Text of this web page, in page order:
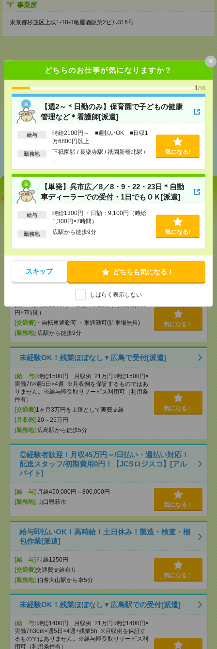
どちらのお仕事が気になりますか？
1/10
【週2～＊日勤のみ】保育園で子どもの健康
管理など＊看護師[派遣]
給与
時給2100円～ ■週払いOK ■日収1
万6800円以上
勤務地
下祇園駅 / 長楽寺駅 / 祇園新橋北駅 /
気になる!
【単発】呉市広／8／8・9・22・23日＊自動
車ディーラーでの受付・1日でもＯＫ[派遣]
給与
時給1300円 ・日額：9,100円（時給
1,300円×7時間）
勤務地 広駅から徒歩9分 気になる!
スキップ どちらも気になる！
しばらく表示しない
×
事業所
東京都杉並区上荻1-18-3亀屋酒販第2ビル316号
応募ページへ
気になる！
あなたの閲覧履歴からの
おすすめ
【週2～＊日勤のみ】保育園で子どもの健康管理など
＊看護師[派遣]
時給2100円～ ■週払いOK ■日収1万
6800円以上
【単発】呉市広／8／8・9・22・23日＊自動車ディー
ラーでの受付・1日でもＯＫ[派遣]
[給 与]時給1300円 ・日額：9,100円（時給1,300
円×7時間）
[交通費] ・自転車通勤可 ・車通勤可(駐車場無料)
[勤務地] 広駅から徒歩9分
気になる！
未経験OK！残業ほぼなし▼広島で受付[派遣]
[給 与] 時給1500円 月収例 21万円 時給1500円×
実働7h×週5日×4週 ※月収例を保証するものではあ
りません。※給与即受取りサービス利用可（利用条
件有）
[交通費]1ヶ月3万円を上限として実費支給
[月収例] 20～25万円
[勤務地] 広島駅から徒歩5分
気になる！
◎経験者歓迎！月収45万円～/日払い・週払い対応！
配送スタッフ/初期費用0円！【JCSロジスコ】[アル
バイト]
[給 与] 月給450,000円～800,000円
[勤務地] 山口県萩市 気になる！
給与即払いOK！高時給！土日休み！製造・検査・梱
包作業[派遣]
[給 与] 時給1250円
[交通費]交通費支給有り
[勤務地] 伯耆大山駅から車5分
気になる！
未経験OK！残業ほぼなし▼広島駅での受付[派遣]
[給 与] 時給1400円 月収例 21万円 時給1400円×
実働7h30m×週5日×4週+残業5h ※月収例を保証す
るものではありません。※給与即受取りサービス利
用可（利用条件有）